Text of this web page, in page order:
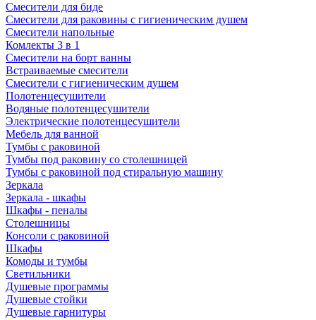
Смесители для биде
Смесители для раковины с гигиеническим душем
Смесители напольные
Комлекты 3 в 1
Смесители на борт ванны
Встраиваемые смесители
Смесители с гигиеническим душем
Полотенцесушители
Водяные полотенцесушители
Электрические полотенцесушители
Мебель для ванной
Тумбы с раковиной
Тумбы под раковину со столешницей
Тумбы с раковиной под стиральную машину
Зеркала
Зеркала - шкафы
Шкафы - пеналы
Столешницы
Консоли с раковиной
Шкафы
Комоды и тумбы
Светильники
Душевые программы
Душевые стойки
Душевые гарнитуры